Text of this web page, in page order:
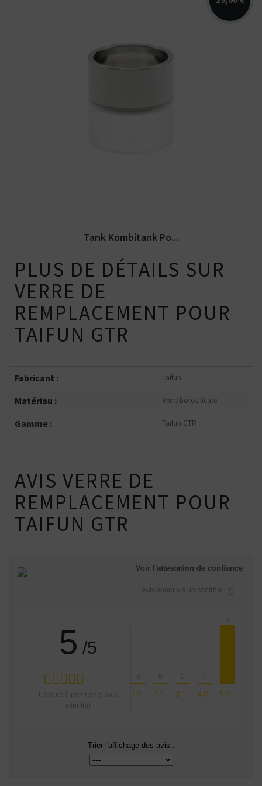
Tank Kombitank Po...
PLUS DE DÉTAILS SUR
VERRE DE
REMPLACEMENT POUR
TAIFUN GTR
Fabricant : Taifun
Matériau : Verre borosilicate
Gamme : Taifun GTR
AVIS VERRE DE
REMPLACEMENT POUR
TAIFUN GTR
Voir l'attestation de confiance
Avis soumis à un contrôle
5 /5
Calculé à partir de 5 avis
client(s)
1 2 3 4 5
5
Trier l'affichage des avis :